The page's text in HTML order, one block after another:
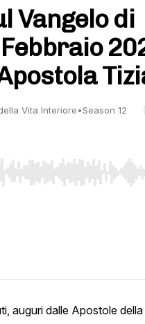
Vangelo di
Vita Interiore•Season 12
Home/End to jump to
auguri dalle Apostole